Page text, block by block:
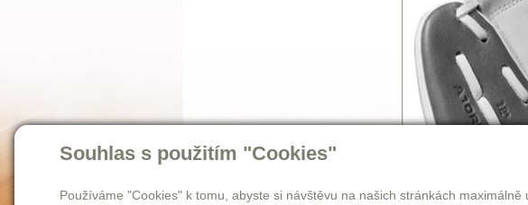
Souhlas s použitím "Cookies"
Používáme "Cookies" k tomu, abyste si návštěvu na našich stránkách